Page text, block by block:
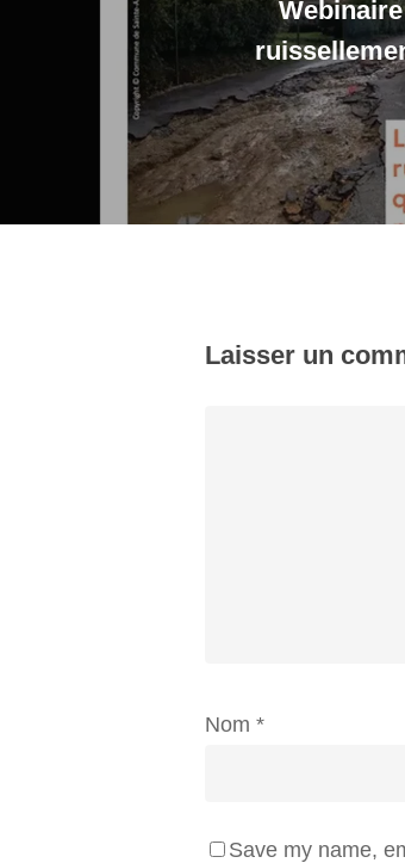
Laisser un
Nom *
Save my name,